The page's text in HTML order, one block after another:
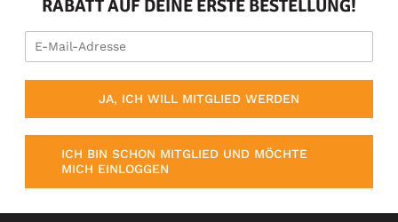
RABATT AUF DEINE ERSTE BESTELLUNG!
JA, ICH WILL MITGLIED WERDEN
ICH BIN SCHON MITGLIED UND MÖCHTE
MICH EINLOGGEN